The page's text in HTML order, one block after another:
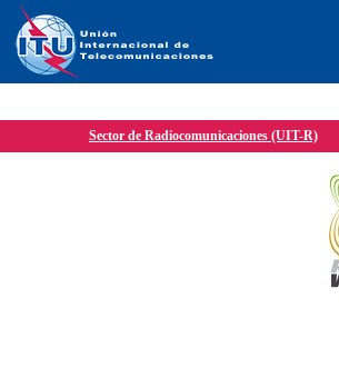
Sector de Radiocomunicaciones (UIT-R)